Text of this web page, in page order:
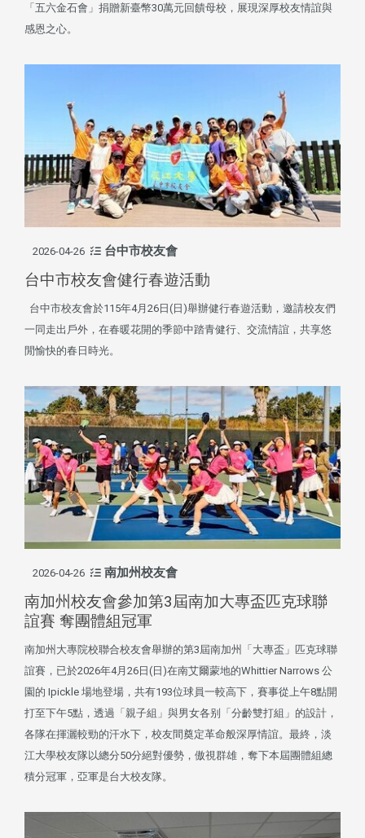
「五六金石會」捐贈新臺幣30萬元回饋母校，展現深厚校友情誼與
感恩之心。
2026-04-26 台中市校友會
台中市校友會健行春遊活動
台中市校友會於115年4月26日(日)舉辦健行春遊活動，邀請校友們
一同走出戶外，在春暖花開的季節中踏青健行、交流情誼，共享悠
閒愉快的春日時光。
2026-04-26 南加州校友會
南加州校友會參加第3屆南加大專盃匹克球聯
誼賽 奪團體組冠軍
南加州大專院校聯合校友會舉辦的第3屆南加州「大專盃」匹克球聯
誼賽，已於2026年4月26日(日)在南艾爾蒙地的Whittier Narrows 公
園的 Ipickle 場地登場，共有193位球員一較高下，賽事從上午8點開
打至下午5點，透過「親子組」與男女各别「分齡雙打組」的設計，
各隊在揮灑較勁的汗水下，校友間奠定革命般深厚情誼。最終，淡
江大學校友隊以總分50分絕對優勢，傲視群雄，奪下本屆團體組總
積分冠軍，亞軍是台大校友隊。